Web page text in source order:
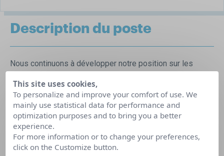
Description du poste
Nous continuons à développer notre position sur les
et de la maison. Dans ce contexte, le stagiaire va
accompagner les chefs de produits sur les missions
suivantes :
Développer les packagings produits sur différentes
catégories de produits (du brief agence à l’impression) et
This site uses cookies,
To personalize and improve your comfort of use. We
mainly use statistical data for performance and
optimization purposes and to bring you a better
experience.
For more information or to change your preferences,
click on the Customize button.